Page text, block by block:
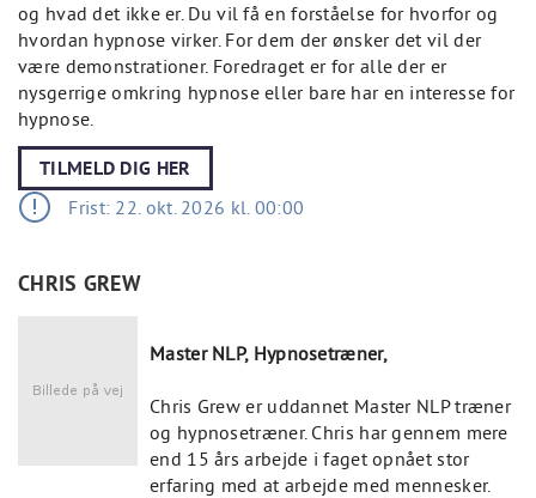
og hvad det ikke er. Du vil få en forståelse for hvorfor og
hvordan hypnose virker. For dem der ønsker det vil der
være demonstrationer. Foredraget er for alle der er
nysgerrige omkring hypnose eller bare har en interesse for
hypnose.
TILMELD DIG HER
Frist: 22. okt. 2026 kl. 00:00
CHRIS GREW
Master NLP, Hypnosetræner,
Chris Grew er uddannet Master NLP træner
og hypnosetræner. Chris har gennem mere
end 15 års arbejde i faget opnået stor
erfaring med at arbejde med mennesker.